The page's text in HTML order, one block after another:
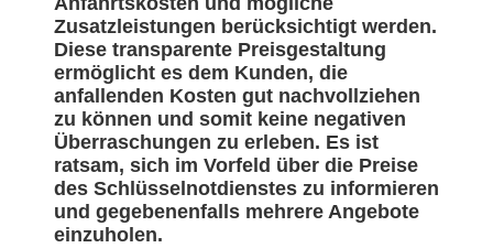
Zusatzleistungen berücksichtigt werden.
Diese transparente Preisgestaltung
ermöglicht es dem Kunden, die
anfallenden Kosten gut nachvollziehen
zu können und somit keine negativen
Überraschungen zu erleben. Es ist
ratsam, sich im Vorfeld über die Preise
des Schlüsselnotdienstes zu informieren
und gegebenenfalls mehrere Angebote
einzuholen.